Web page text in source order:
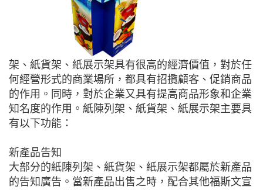
架、紙貨架、紙展示架具有很高的經濟價值，對於任
何經營形式的商業場所，都具有招攬顧客、促銷商品
的作用。同時，對於企業又具有提高商品形象和企業
知名度的作用。紙陳列架、紙貨架、紙展示架主要具
有以下功能：
新產品告知
大部分的紙陳列架、紙貨架、紙展示架都屬於新產品
的告知廣告。當新產品出售之時，配合其他福斯文宣